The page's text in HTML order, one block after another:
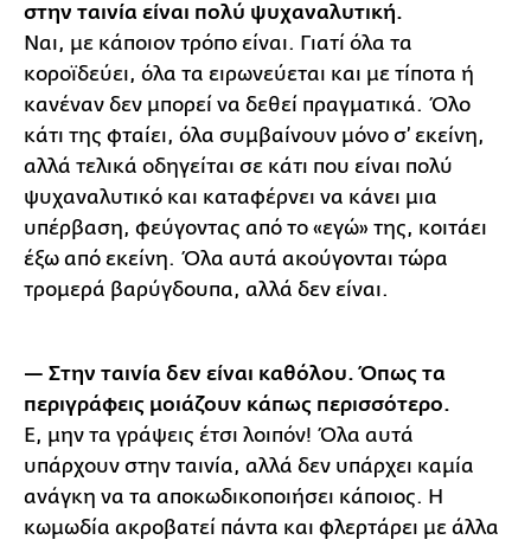
στην ταινία είναι πολύ ψυχαναλυτική.
Ναι, με κάποιον τρόπο είναι. Γιατί όλα τα
κοροϊδεύει, όλα τα ειρωνεύεται και με τίποτα ή
κανέναν δεν μπορεί να δεθεί πραγματικά. Όλο
κάτι της φταίει, όλα συμβαίνουν μόνο σ’ εκείνη,
αλλά τελικά οδηγείται σε κάτι που είναι πολύ
ψυχαναλυτικό και καταφέρνει να κάνει μια
υπέρβαση, φεύγοντας από το «εγώ» της, κοιτάει
έξω από εκείνη. Όλα αυτά ακούγονται τώρα
τρομερά βαρύγδουπα, αλλά δεν είναι.
— Στην ταινία δεν είναι καθόλου. Όπως τα
περιγράφεις μοιάζουν κάπως περισσότερο.
Ε, μην τα γράψεις έτσι λοιπόν! Όλα αυτά
υπάρχουν στην ταινία, αλλά δεν υπάρχει καμία
ανάγκη να τα αποκωδικοποιήσει κάποιος. Η
κωμωδία ακροβατεί πάντα και φλερτάρει με άλλα